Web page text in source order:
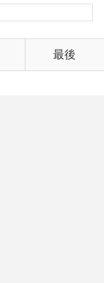
最後